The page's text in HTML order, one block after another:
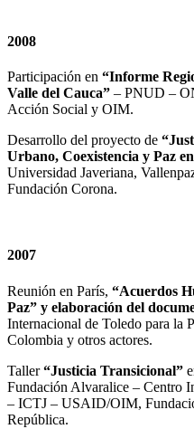
2008
Participación en “Informe
Valle del Cauca” – PNUD –
Acción Social y OIM.
Desarrollo del proyecto de
Urbano, Coexistencia y Paz
Universidad Javeriana,
Fundación Corona.
2007
Reunión en París, “Acuerdos
Paz” y elaboración del
Internacional de Toledo para la
Colombia y otros actores.
Taller“Justicia Transicional”
Fundación Alvaralice – Centro
– ICTJ – USAID/OIM,
República.